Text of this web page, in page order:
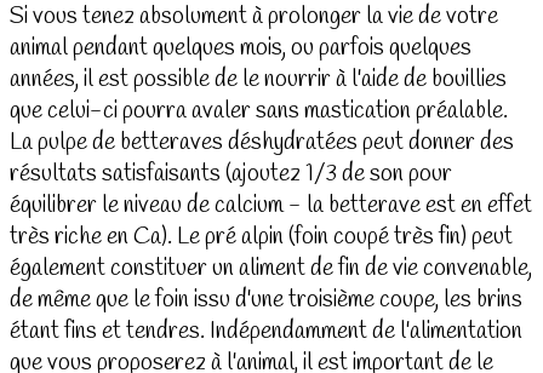
Si vous tenez absolument à prolonger la vie de votre
animal pendant quelques mois, ou parfois quelques
années, il est possible de le nourrir à l'aide de bouillies
que celui-ci pourra avaler sans mastication préalable.
La pulpe de betteraves déshydratées peut donner des
résultats satisfaisants (ajoutez 1/3 de son pour
équilibrer le niveau de calcium - la betterave est en effet
très riche en Ca). Le pré alpin (foin coupé très fin) peut
également constituer un aliment de fin de vie convenable,
de même que le foin issu d'une troisième coupe, les brins
étant fins et tendres. Indépendamment de l'alimentation
que vous proposerez à l'animal, il est important de le